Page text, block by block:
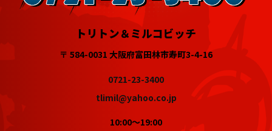
トリトン＆ミルコビッチ
〒 584-0031 大阪府富田林市寿町3-4-16
0721-23-3400
tlimil@yahoo.co.jp
10:00～19:00